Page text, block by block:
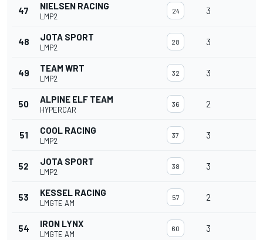
47 NIELSEN RACING
LMP2
24 3
48 JOTA SPORT
LMP2
28 3
49 TEAM WRT
LMP2
32 3
50 ALPINE ELF TEAM
HYPERCAR
36 2
51 COOL RACING
LMP2
37 3
52 JOTA SPORT
LMP2
38 3
53 KESSEL RACING
LMGTE AM
57 2
54 IRON LYNX
LMGTE AM
60 3